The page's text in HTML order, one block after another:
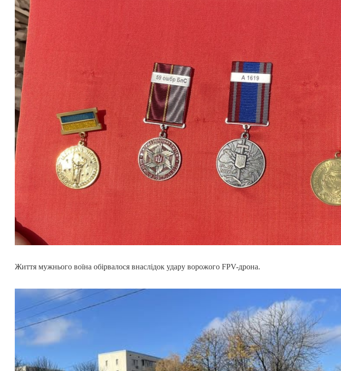
Життя мужнього воїна обірвалося внаслідок удару ворожого FPV-дрона.